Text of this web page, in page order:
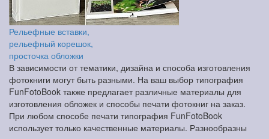
Рельефные вставки,
рельефный корешок,
просточка обложки
В зависимости от тематики, дизайна и способа изготовления
фотокниги могут быть разными. На ваш выбор типография
FunFotoBook также предлагает различные материалы для
изготовления обложек и способы печати фотокниг на заказ.
При любом способе печати типография FunFotoBook
использует только качественные материалы. Разнообразны